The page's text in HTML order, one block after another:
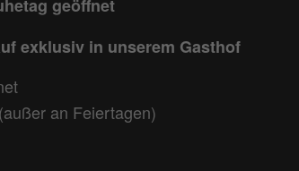
geöffnet
exklusiv in unserem Gasthof
an Feiertagen)